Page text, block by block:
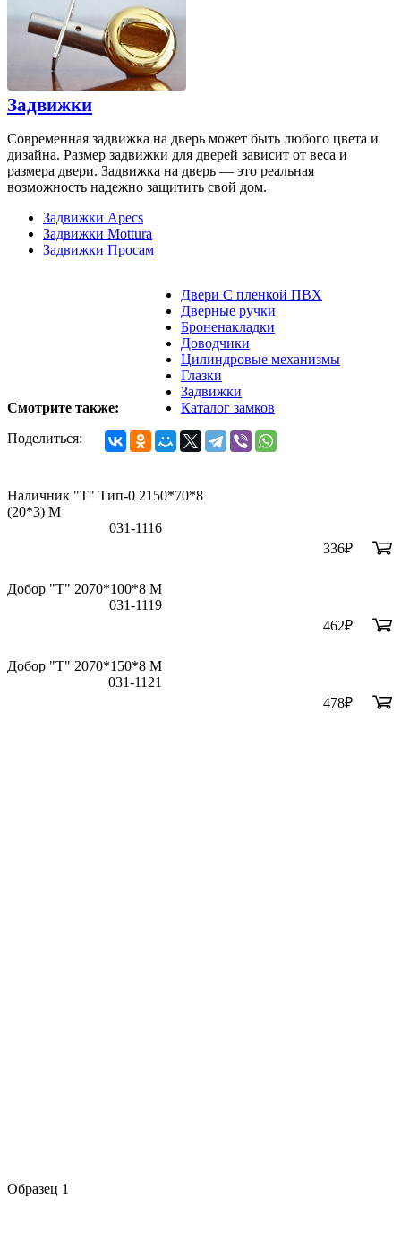
Задвижки
Современная задвижка на дверь может быть любого цвета и
дизайна. Размер задвижки для дверей зависит от веса и
размера двери. Задвижка на дверь — это реальная
возможность надежно защитить свой дом.
Задвижки Apecs
Задвижки Mottura
Задвижки Просам
Смотрите также:
Двери С пленкой ПВХ
Дверные ручки
Броненакладки
Доводчики
Цилиндровые механизмы
Глазки
Задвижки
Каталог замков
Поделиться:
Наличник "Т" Тип-0 2150*70*8
(20*3) M
031-1116
336₽
Добор "Т" 2070*100*8 М
031-1119
462₽
Добор "Т" 2070*150*8 М
031-1121
478₽
Образец 1